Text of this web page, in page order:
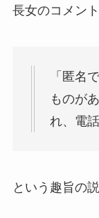
長女のコメント
「匿名
ものが
れ、電
という趣旨の